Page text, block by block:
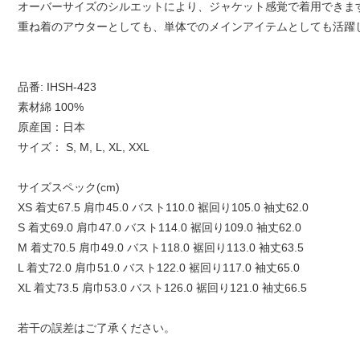
オーバーサイズのシルエットにより、ジャケット感覚で着用できま
重ね着のアウターとしても、単体でのメインアイテムとしても活躍
品番: IHSH-423
素材綿 100%
原産国：日本
サイズ： S, M, L, XL, XXL
サイズスペック(cm)
XS 着丈67.5 肩巾45.0 バスト110.0 裾回り105.0 袖丈62.0
S 着丈69.0 肩巾47.0 バスト114.0 裾回り109.0 袖丈62.0
M 着丈70.5 肩巾49.0 バスト118.0 裾回り113.0 袖丈63.5
L 着丈72.0 肩巾51.0 バスト122.0 裾回り117.0 袖丈65.0
XL 着丈73.5 肩巾53.0 バスト126.0 裾回り121.0 袖丈66.5
若干の誤差はご了承ください。